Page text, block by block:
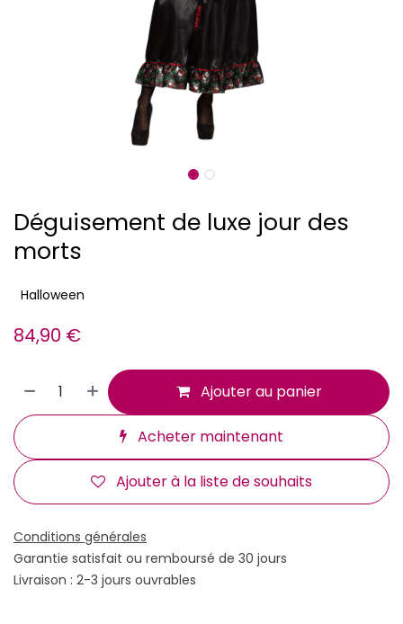
Déguisement de luxe jour des
morts
Halloween
84,90 €
Ajouter au panier
Acheter maintenant
Ajouter à la liste de souhaits
Conditions générales
Garantie satisfait ou remboursé de 30 jours
Livraison : 2-3 jours ouvrables